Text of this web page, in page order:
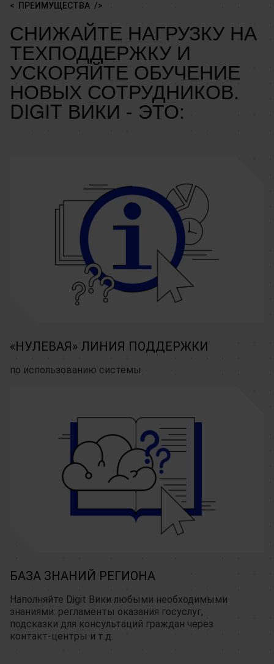
ПРЕИМУЩЕСТВА
СНИЖАЙТЕ НАГРУЗКУ НА
ТЕХПОДДЕРЖКУ И
УСКОРЯЙТЕ ОБУЧЕНИЕ
НОВЫХ СОТРУДНИКОВ.
DIGIT ВИКИ - ЭТО:
«НУЛЕВАЯ» ЛИНИЯ ПОДДЕРЖКИ
по использованию системы
БАЗА ЗНАНИЙ РЕГИОНА
Наполняйте Digit Вики любыми необходимыми
знаниями: регламенты оказания госуслуг,
подсказки для консультаций граждан через
контакт-центры и т.д.